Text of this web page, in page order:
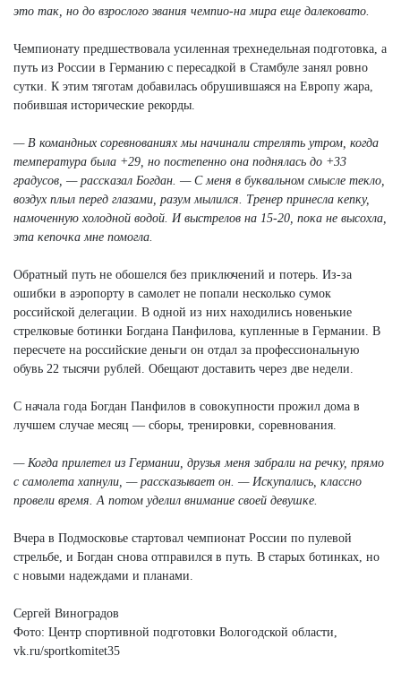
это так, но до взрослого звания чемпио-на мира еще далековато.
Чемпионату предшествовала усиленная трехнедельная подготовка, а
путь из России в Германию с пересадкой в Стамбуле занял ровно
сутки. К этим тяготам добавилась обрушившаяся на Европу жара,
побившая исторические рекорды.
— В командных соревнованиях мы начинали стрелять утром, когда
температура была +29, но постепенно она поднялась до +33
градусов, — рассказал Богдан. — С меня в буквальном смысле текло,
воздух плыл перед глазами, разум мылился. Тренер принесла кепку,
намоченную холодной водой. И выстрелов на 15-20, пока не высохла,
эта кепочка мне помогла.
Обратный путь не обошелся без приключений и потерь. Из-за
ошибки в аэропорту в самолет не попали несколько сумок
российской делегации. В одной из них находились новенькие
стрелковые ботинки Богдана Панфилова, купленные в Германии. В
пересчете на российские деньги он отдал за профессиональную
обувь 22 тысячи рублей. Обещают доставить через две недели.
С начала года Богдан Панфилов в совокупности прожил дома в
лучшем случае месяц — сборы, тренировки, соревнования.
— Когда прилетел из Германии, друзья меня забрали на речку, прямо
с самолета хапнули, — рассказывает он. — Искупались, классно
провели время. А потом уделил внимание своей девушке.
Вчера в Подмосковье стартовал чемпионат России по пулевой
стрельбе, и Богдан снова отправился в путь. В старых ботинках, но
с новыми надеждами и планами.
Сергей Виноградов
Фото: Центр спортивной подготовки Вологодской области,
vk.ru/sportkomitet35